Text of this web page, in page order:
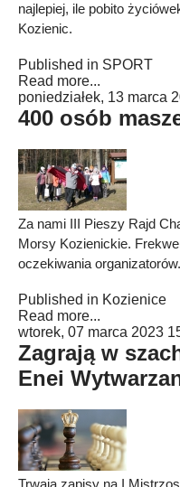
najlepiej, ile pobito
Kozienic.
Published in SPORT
Read more...
poniedziałek, 13 marca
400 osób
Za nami III Pieszy Rajd
Morsy Kozienickie.
oczekiwania organizatorów.
Published in Kozienice
Read more...
wtorek, 07 marca 2023
Zagrają w
Enei
Trwają zapisy na I